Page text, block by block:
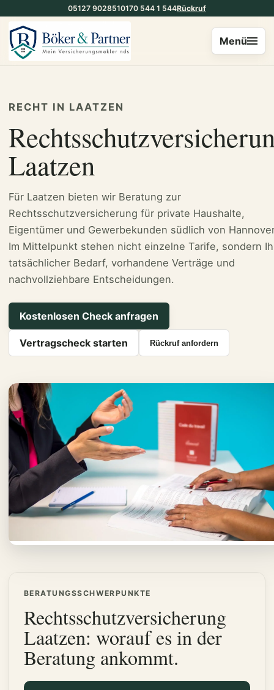
05127 9028510170 544 1 544Rückruf
Menü
RECHT IN LAATZEN
Laatzen
Für Laatzen bieten wir Beratung zur
Rechtsschutzversicherung für private Haushalte,
Eigentümer und Gewerbekunden südlich von
Im Mittelpunkt stehen nicht einzelne Tarife, sondern
tatsächlicher Bedarf, vorhandene Verträge und
nachvollziehbare Entscheidungen.
Kostenlosen Check anfragen
Vertragscheck starten Rückruf anfordern
BERATUNGSSCHWERPUNKTE
Rechtsschutzversicherung
Laatzen: worauf es in der
Beratung ankommt.